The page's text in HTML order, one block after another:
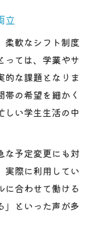
立
柔軟なシフト制度
っては、学業やサ
的な課題となりま
の希望を細かく
しい学生生活の中
な予定変更にも対
実際に利用してい
に合わせて働ける
」といった声が多